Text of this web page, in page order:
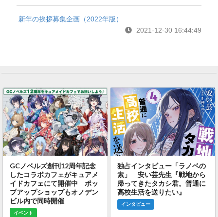
新年の挨拶募集企画（2022年版）
2021-12-30 16:44:49
GCノベルズ創刊12周年記念
したコラボカフェがキュアメ
イドカフェにて開催中 ポッ
プアップショップもオノデン
ビル内で同時開催
イベント
独占インタビュー「ラノベの
素」 安い芸先生『戦地から
帰ってきたタカシ君。普通に
高校生活を送りたい』
インタビュー